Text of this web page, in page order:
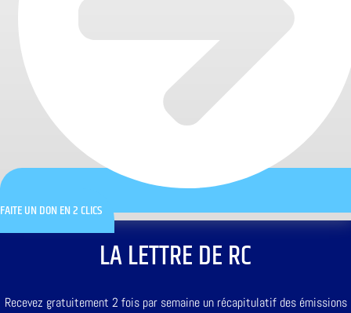
FAITE UN DON EN 2 CLICS
LA LETTRE DE RC
Recevez gratuitement 2 fois par semaine un récapitulatif des émissions